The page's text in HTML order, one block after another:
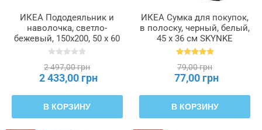
ИКЕА Пододеяльник и
наволочка, светло-
бежевый, 150x200, 50 x 60
см NATTJASMIN
2 497,00 грн
2 433,00 грн
В КОРЗИНУ
ИКЕА Сумка для покупок,
в полоску, черный, белый,
45 x 36 см SKYNKE
СКЮНКЕ, 805.176.74
79,00 грн
77,00 грн
В КОРЗИНУ